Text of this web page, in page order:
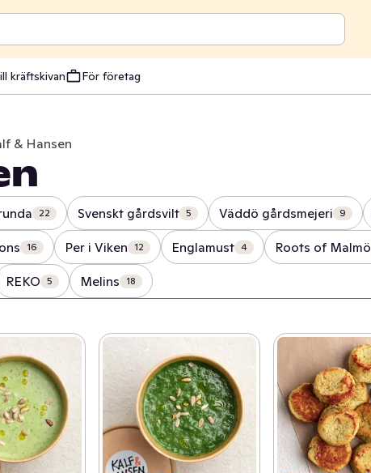
kräftskivan För företag
& Hansen
22 Svenskt gårdsvilt 5 Väddö gårdsmejeri 9
16 Per i Viken 12 Englamust 4 Roots of Malmö
REKO 5 Melins 18